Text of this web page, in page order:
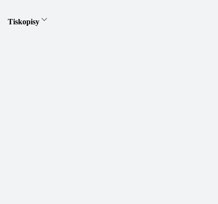
Tiskopisy